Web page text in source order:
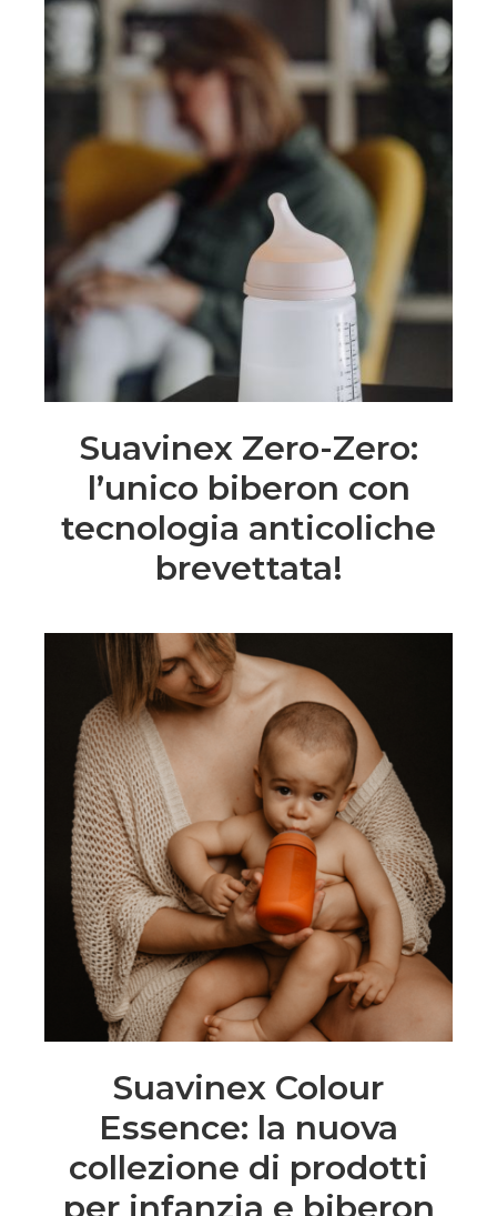
Suavinex Zero-Zero:
l’unico biberon con
tecnologia anticoliche
brevettata!
Suavinex Colour
Essence: la nuova
collezione di prodotti
per infanzia e biberon